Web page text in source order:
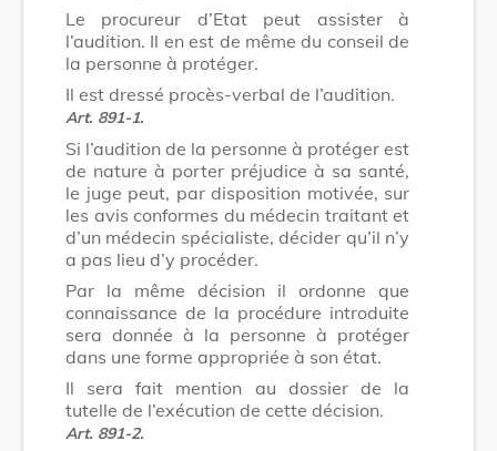
Le procureur d’Etat peut assister à
l’audition. Il en est de même du conseil de
la personne à protéger.
Il est dressé procès-verbal de l’audition.
Art. 891-1.
Si l’audition de la personne à protéger est
de nature à porter préjudice à sa santé,
le juge peut, par disposition motivée, sur
les avis conformes du médecin traitant et
d’un médecin spécialiste, décider qu’il n’y
a pas lieu d’y procéder.
Par la même décision il ordonne que
connaissance de la procédure introduite
sera donnée à la personne à protéger
dans une forme appropriée à son état.
Il sera fait mention au dossier de la
tutelle de l’exécution de cette décision.
Art. 891-2.